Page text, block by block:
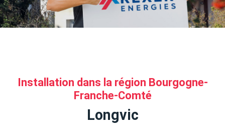
Installation dans la région Bourgogne-
Franche-Comté
Longvic